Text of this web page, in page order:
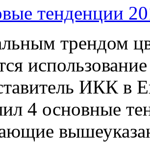
тенденции
трендом
ИКК в
4 основные